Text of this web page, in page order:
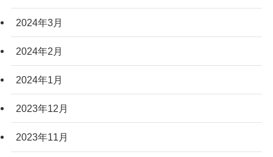
2024年3月
2024年2月
2024年1月
2023年12月
2023年11月